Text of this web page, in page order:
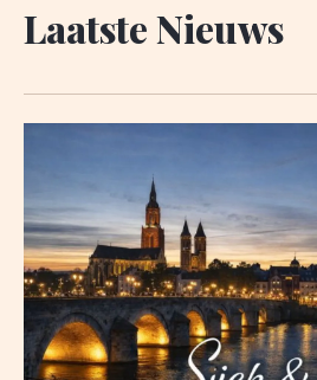
Laatste Nieuws